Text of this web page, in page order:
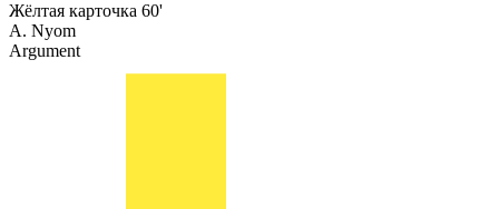
Жёлтая карточка 60'
A. Nyom
Argument